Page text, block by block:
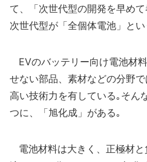
て、「次世代型の開発を早め
次世代型が「全個体電池」とい
EVのバッテリー向け電池材
せない部品、素材などの分野
高い技術力を有している｡そん
つに、「旭化成」がある｡
電池材料は大きく、正極材